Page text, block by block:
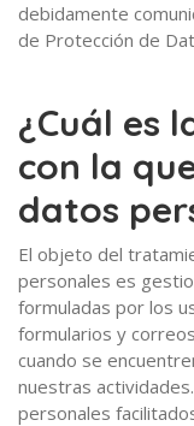
debidamente
de Protección de
¿Cuál es
con la
datos
El objeto del
personales es
formuladas por los
formularios y
cuando se
nuestras
personales